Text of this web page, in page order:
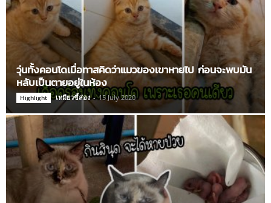
วุ่นทั้งคอนโดเมื่อทาสคิดว่าแมวของเขาหายไป ก่อนจะพบมัน
หลับเป็นตายอยู่ในห้อง
Highlight เหมียวขี้ส่อง - 15 July 2020